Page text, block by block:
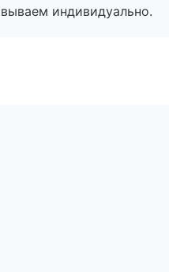
индивидуально.